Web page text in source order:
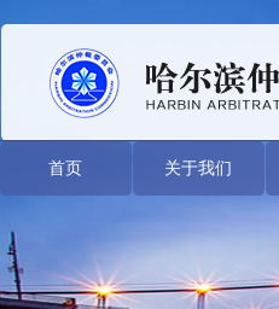
首页 关于我们